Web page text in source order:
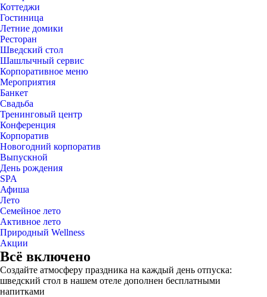
Коттеджи
Гостиница
Летние домики
Ресторан
Шведский стол
Шашлычный сервис
Корпоративное меню
Мероприятия
Банкет
Свадьба
Тренинговый центр
Конференция
Корпоратив
Новогодний корпоратив
Выпускной
День рождения
SPA
Афиша
Лето
Семейное лето
Активное лето
Природный Wellness
Акции
Всё включено
Создайте атмосферу праздника на каждый день отпуска:
шведский стол в нашем отеле дополнен бесплатными
напитками